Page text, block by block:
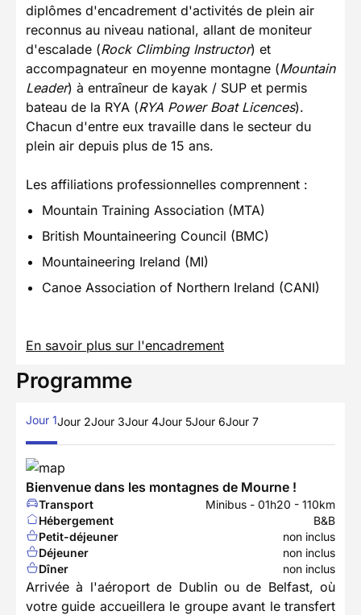
diplômes d'encadrement d'activités de plein air
reconnus au niveau national, allant de moniteur
d'escalade (Rock Climbing Instructor) et
accompagnateur en moyenne montagne (Mountain
Leader) à entraîneur de kayak / SUP et permis
bateau de la RYA (RYA Power Boat Licences).
Chacun d'entre eux travaille dans le secteur du
plein air depuis plus de 15 ans.
Les affiliations professionnelles comprennent :
Mountain Training Association (MTA)
British Mountaineering Council (BMC)
Mountaineering Ireland (MI)
Canoe Association of Northern Ireland (CANI)
En savoir plus sur l'encadrement
Programme
Jour 1Jour 2Jour 3Jour 4Jour 5Jour 6Jour 7
Bienvenue dans les montagnes de Mourne !
Transport
Minibus - 01h20 - 110km
Hébergement
B&B
Petit-déjeuner
non inclus
Déjeuner
non inclus
Dîner
non inclus
Arrivée à l'aéroport de Dublin ou de Belfast, où
votre guide accueillera le groupe avant le transfert